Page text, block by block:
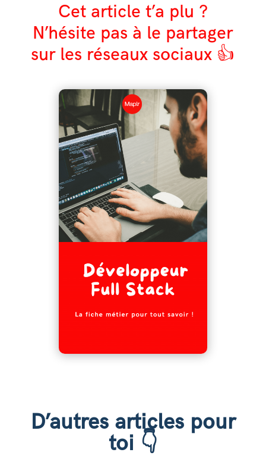
Cet article t’a plu ?
N’hésite pas à le partager
sur les réseaux sociaux 👍
D’autres articles pour
toi 👇